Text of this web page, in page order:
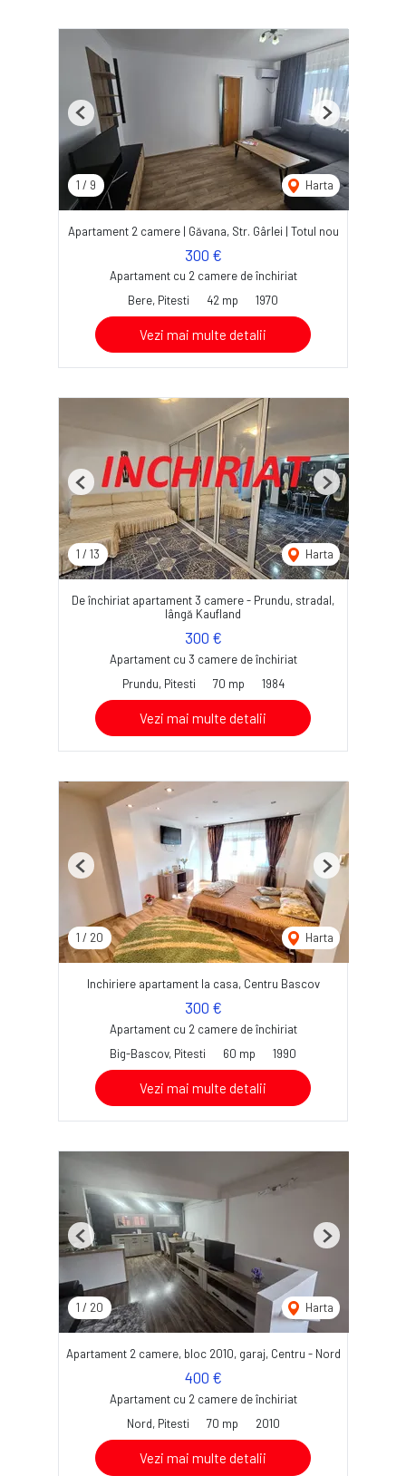
1 / 9 Harta
Previous Next
Apartament 2 camere | Găvana, Str. Gârlei | Totul nou
300 €
Apartament cu 2 camere de închiriat
Bere, Pitesti
42 mp 1970
Vezi mai multe detalii
1 / 13 Harta
Previous Next
De închiriat apartament 3 camere - Prundu, stradal,
lângă Kaufland
300 €
Apartament cu 3 camere de închiriat
Prundu, Pitesti
70 mp 1984
Vezi mai multe detalii
1 / 20 Harta
Previous Next
Inchiriere apartament la casa, Centru Bascov
300 €
Apartament cu 2 camere de închiriat
Big-Bascov, Pitesti
60 mp 1990
Vezi mai multe detalii
1 / 20 Harta
Previous Next
Apartament 2 camere, bloc 2010, garaj, Centru - Nord
400 €
Apartament cu 2 camere de închiriat
Nord, Pitesti
70 mp 2010
Vezi mai multe detalii